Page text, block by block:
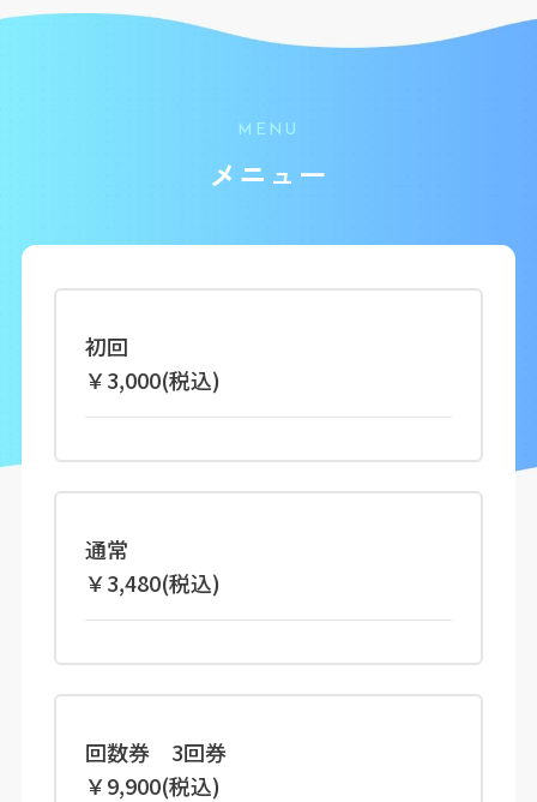
MENU
メニュー
初回
￥3,000(税込)
通常
￥3,480(税込)
回数券 3回券
￥9,900(税込)